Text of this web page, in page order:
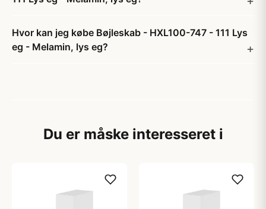
Hvor kan jeg købe Bøjleskab - HXL100-747 - 111 Lys
eg - Melamin, lys eg?
Du er måske interesseret i